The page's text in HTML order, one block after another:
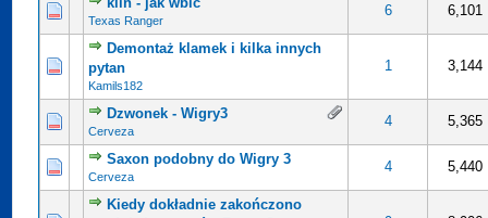
Texas Ranger
6 6,101
5 gwiazdek
Demontaż klamek i kilka innych
pytan
Kamils182
1 3,144
na 5 gwiazdek
Dzwonek - Wigry3
Cerveza
4 5,365
5 gwiazdek
Saxon podobny do Wigry 3
Cerveza
4 5,440
5 gwiazdek
Kiedy dokładnie zakończono